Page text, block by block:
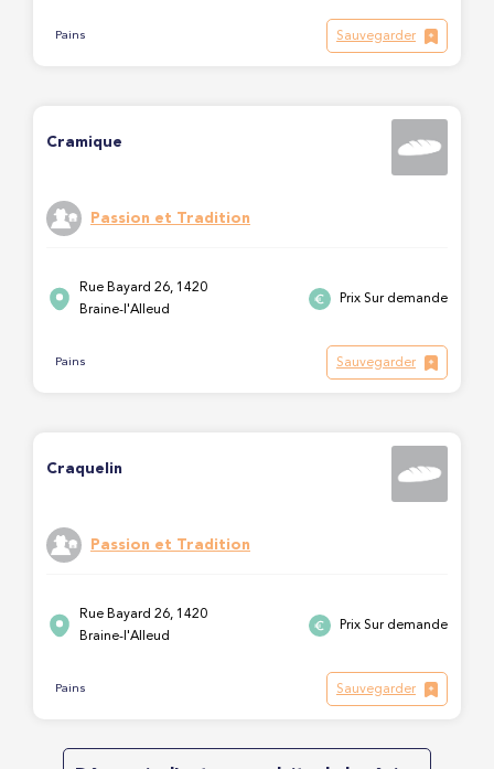
Pains Sauvegarder
Cramique
Passion et Tradition
Rue Bayard 26, 1420
Braine-l'Alleud
Prix Sur demande
Pains Sauvegarder
Craquelin
Passion et Tradition
Rue Bayard 26, 1420
Braine-l'Alleud
Prix Sur demande
Pains Sauvegarder